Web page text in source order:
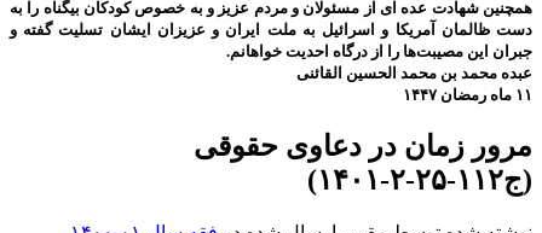
همچنین شهادت عده ای از مسئولان و مردم عزیز و به خصوص کودکان بیگناه را به
دست ظالمان آمریکا و اسرائیل به ملت ایران و عزیزان ایشان تسلیت گفته و
جبران این مصیبت‌ها را از درگاه احدیت خواهانم.
عبده محمد بن محمد الحسین القائنی
۱۱ ماه رمضان ۱۴۴۷
مرور زمان در دعاوی حقوقی
(ج۱۱۲-۲۵-۲-۱۴۰۱)